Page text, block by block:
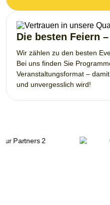
Die besten Feiern
Wir zählen zu den besten
Bei uns finden Sie
Veranstaltungsformat –
und unvergesslich wird!